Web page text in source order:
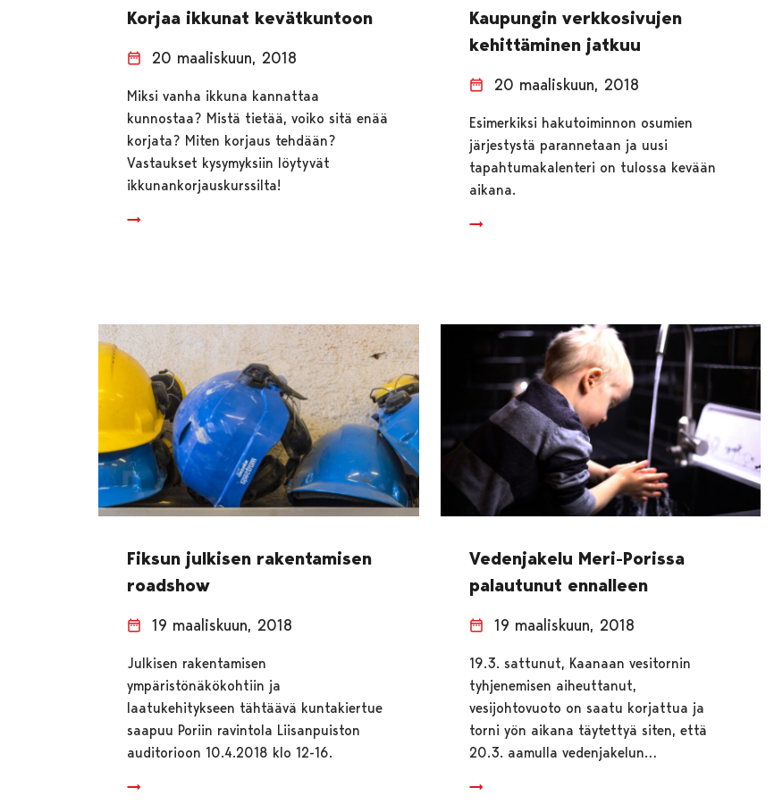
Korjaa ikkunat kevätkuntoon
20 maaliskuun, 2018
Miksi vanha ikkuna kannattaa
kunnostaa? Mistä tietää, voiko sitä enää
korjata? Miten korjaus tehdään?
Vastaukset kysymyksiin löytyvät
ikkunankorjauskurssilta!
Kaupungin verkkosivujen
kehittäminen jatkuu
20 maaliskuun, 2018
Esimerkiksi hakutoiminnon osumien
järjestystä parannetaan ja uusi
tapahtumakalenteri on tulossa kevään
aikana.
Fiksun julkisen rakentamisen
roadshow
19 maaliskuun, 2018
Julkisen rakentamisen
ympäristönäkökohtiin ja
laatukehitykseen tähtäävä kuntakiertue
saapuu Poriin ravintola Liisanpuiston
auditorioon 10.4.2018 klo 12-16.
Vedenjakelu Meri-Porissa
palautunut ennalleen
19 maaliskuun, 2018
19.3. sattunut, Kaanaan vesitornin
tyhjenemisen aiheuttanut,
vesijohtovuoto on saatu korjattua ja
torni yön aikana täytettyä siten, että
20.3. aamulla vedenjakelun…